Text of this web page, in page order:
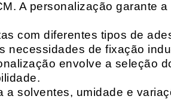
A personalização garante
com diferentes tipos de
de fixação
envolve a seleção
a solventes, umidade e